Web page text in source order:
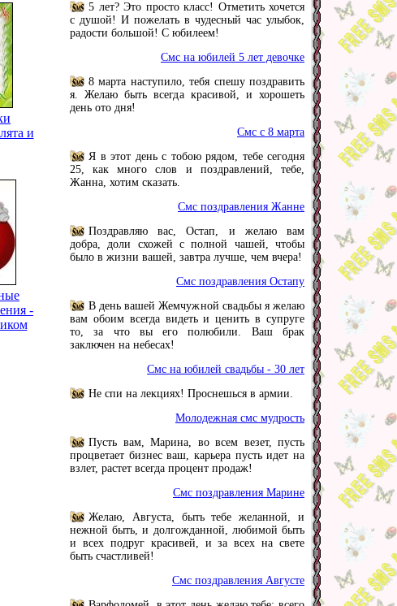
и
-
5 лет? Это просто класс! Отметить хочется
с душой! И пожелать в чудесный час улыбок,
радости большой! С юбилеем!
Смс на юбилей 5 лет девочке
8 марта наступило, тебя спешу поздравить
я. Желаю быть всегда красивой, и хорошеть
день ото дня!
Смс с 8 марта
Я в этот день с тобою рядом, тебе сегодня
25, как много слов и поздравлений, тебе,
Жанна, хотим сказать.
Смс поздравления Жанне
Поздравляю вас, Остап, и желаю вам
добра, доли схожей с полной чашей, чтобы
было в жизни вашей, завтра лучше, чем вчера!
Смс поздравления Остапу
В день вашей Жемчужной свадьбы я желаю
вам обоим всегда видеть и ценить в супруге
то, за что вы его полюбили. Ваш брак
заключен на небесах!
Смс на юбилей свадьбы - 30 лет
Не спи на лекциях! Проснешься в армии.
Молодежная смс мудрость
Пусть вам, Марина, во всем везет, пусть
процветает бизнес ваш, карьера пусть идет на
взлет, растет всегда процент продаж!
Смс поздравления Марине
Желаю, Августа, быть тебе желанной, и
нежной быть, и долгожданной, любимой быть
и всех подруг красивей, и за всех на свете
быть счастливей!
Смс поздравления Августе